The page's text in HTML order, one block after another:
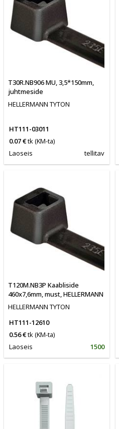
T30R.NB906 MU, 3,5*150mm,
juhtmeside
HELLERMANN TYTON
HT111-03011
0.07 €tk(KM-ta)
Laoseis
tellitav
T120M.NB3P Kaabliside
460x7,6mm, must, HELLERMANN
HELLERMANN TYTON
HT111-12610
0.56 €tk(KM-ta)
Laoseis
1500